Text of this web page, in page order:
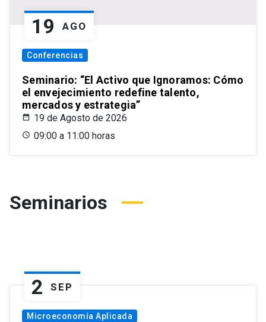
19 AGO
Conferencias
Seminario: “El Activo que Ignoramos: Cómo
el envejecimiento redefine talento,
mercados y estrategia”
19 de Agosto de 2026
09:00 a 11:00 horas
Seminarios
2 SEP
Microeconomía Aplicada